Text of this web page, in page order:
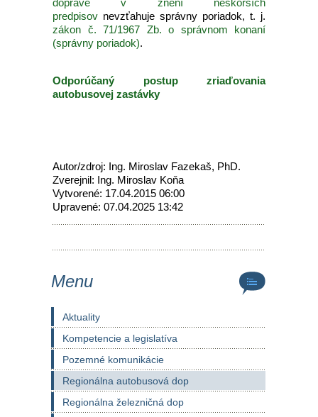
doprave v znení neskorších
predpisov nevzťahuje správny poriadok, t. j.
zákon č. 71/1967 Zb. o správnom konaní
(správny poriadok).
Odporúčaný postup zriaďovania
autobusovej zastávky
Autor/zdroj: Ing. Miroslav Fazekaš, PhD.
Zverejnil: Ing. Miroslav Koňa
Vytvorené: 17.04.2015 06:00
Upravené: 07.04.2025 13:42
Menu
Aktuality
Kompetencie a legislatíva
Pozemné komunikácie
Regionálna autobusová dop
Regionálna železničná dop